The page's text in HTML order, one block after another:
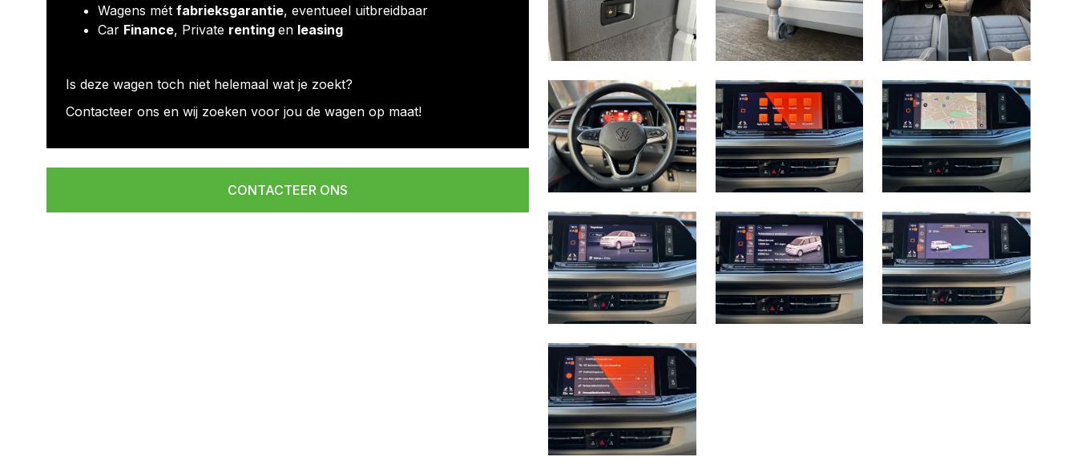
Wagens mét fabrieksgarantie, eventueel uitbreidbaar
Car Finance, Private renting en leasing
Is deze wagen toch niet helemaal wat je zoekt?
Contacteer ons en wij zoeken voor jou de wagen op maat!
CONTACTEER ONS